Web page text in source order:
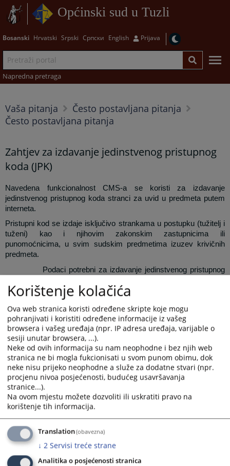
Općinski sud u Tuzli
Bosanski Hrvatski Srpski Српски English Prijava
Napredna pretraga
Vaša pitanja
Često postavljana pitanja
Često postavljana pitanja
Zahtjev za izdavanje jedinstvenog pristupnog
koda (JPK)
Navedena funkcionalnost CMS-a se koristi za izdavanje
jedinstvenog pristupnog koda stranci za uvid u predmeta putem
interneta.
Pristupni kod se izdaje isključivo strankama u postupku (tužitelj i
tuženi) kao i njihovim zakonskim zastupnicima ili
punomoćnicima, u svim sudskim predmetima izuzev krivičnih
predmeta.
Podaci potrebni za izdavanje jedinstvenog pristupnog
- broj sudskog predmeta
- ID za pravno lice ili ID punomoćnika (advokatska kancelarija)
- matični broj za fizičko lice
Jednom izdat kod se ne može ponovo izdati u istom broju
predmeta i istoj fazi.
Ukategoriji prateći dokumentizahtjev za izdavanje jedinstvenog
pristupnog koda (JPK).
Prikazana vijest je na: Bosanski jezik
Prateći dokumenti
Zahtjev za izdavanje JPK-a
Korištenje kolačića
Ova web stranica koristi određene skripte koje mogu
pohranjivati i koristiti određene informacije iz vašeg
browsera i vašeg uređaja (npr. IP adresa uređaja, varijable o
sesiji unutar browsera, ...).
Neke od ovih informacija su nam neophodne i bez njih web
stranica ne bi mogla fukcionisati u svom punom obimu, dok
neke nisu prijeko neophodne a služe za dodatne stvari (npr.
procjenu nivoa posjećenosti, budućeg usavršavanja
stranice...).
Na ovom mjestu možete dozvoliti ili uskratiti pravo na
korištenje tih informacija.
Translation(obavezna)
↓ 2 Servisi treće strane
Analitika o posjećenosti stranica